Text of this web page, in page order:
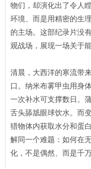
物们，却演化出了令人
环境、而是用精密的生
的主场。这部纪录片没
观战场，展现一场关于
清晨，大西洋的寒流带
口。纳米布雾甲虫用身
一次补水可支撑数日。
舌头舔舐眼球饮水。而
猎物体内获取水分和蛋
解同一个难题：如何在
化，不是偶然、而是千